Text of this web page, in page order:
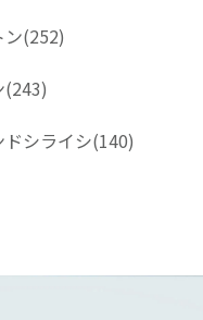
ン(252)
(243)
シライシ(140)